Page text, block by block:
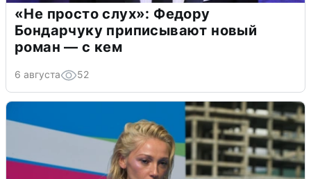
«Не просто слух»: Федору
Бондарчуку приписывают новый
роман — с кем
6 августа 52